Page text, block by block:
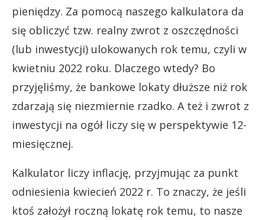
pieniędzy. Za pomocą naszego kalkulatora da
się obliczyć tzw. realny zwrot z oszczędności
(lub inwestycji) ulokowanych rok temu, czyli w
kwietniu 2022 roku. Dlaczego wtedy? Bo
przyjęliśmy, że bankowe lokaty dłuższe niż rok
zdarzają się niezmiernie rzadko. A też i zwrot z
inwestycji na ogół liczy się w perspektywie 12-
miesięcznej.
Kalkulator liczy inflację, przyjmując za punkt
odniesienia kwiecień 2022 r. To znaczy, że jeśli
ktoś założył roczną lokatę rok temu, to nasze